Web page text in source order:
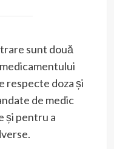
sunt două
respecte doza și
de medic
și pentru a